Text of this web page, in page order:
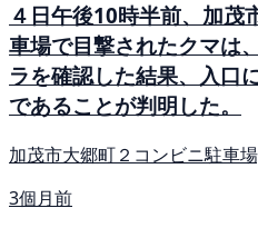
４日午後10時半前、加茂
車場で目撃されたクマは
ラを確認した結果、入口
であることが判明した。
加茂市大郷町２コンビニ駐車
3個月前